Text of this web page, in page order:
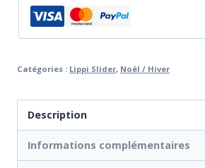
Catégories : Lippi Slider, Noël / Hiver
Description
Informations complémentaires